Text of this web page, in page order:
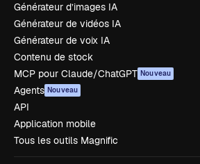
Générateur d’images IA
Générateur de vidéos IA
Générateur de voix IA
Contenu de stock
MCP pour Claude/ChatGPT Nouveau
Agents Nouveau
API
Application mobile
Tous les outils Magnific